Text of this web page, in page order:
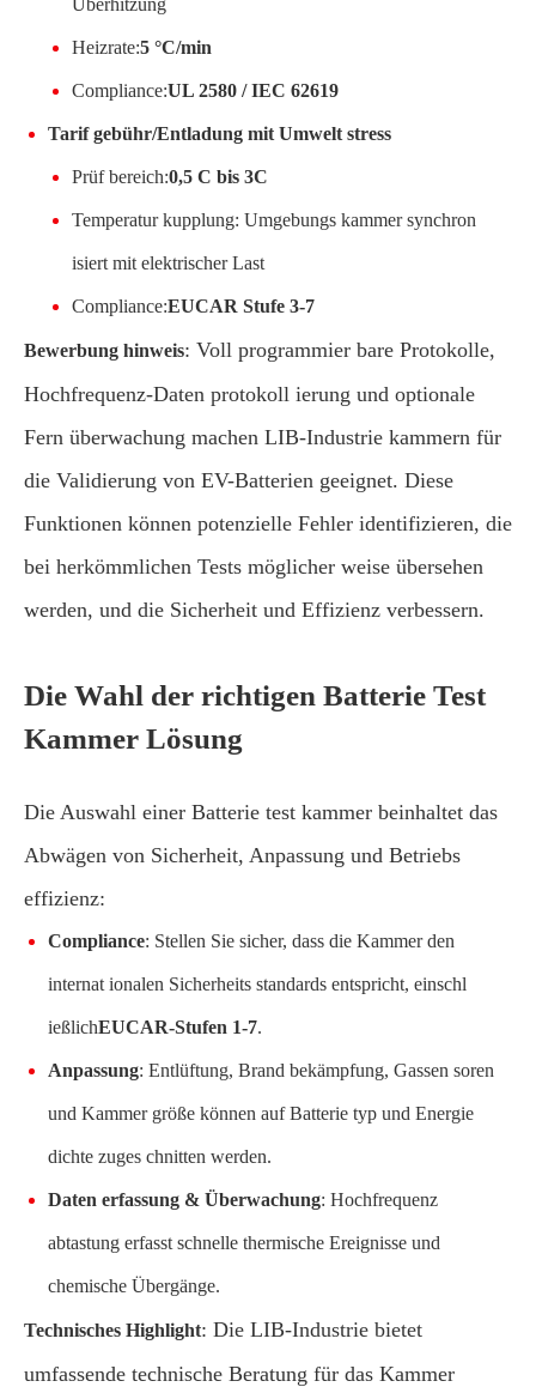
Heizrate:5 °C/min
Compliance:UL 2580 / IEC 62619
Tarif gebühr/Entladung mit Umwelt stress
Prüf bereich:0,5 C bis 3C
Temperatur kupplung: Umgebungs kammer synchron
isiert mit elektrischer Last
Compliance:EUCAR Stufe 3-7
Bewerbung hinweis: Voll programmier bare Protokolle,
Hochfrequenz-Daten protokoll ierung und optionale
Fern überwachung machen LIB-Industrie kammern für
die Validierung von EV-Batterien geeignet. Diese
Funktionen können potenzielle Fehler identifizieren, die
bei herkömmlichen Tests möglicher weise übersehen
werden, und die Sicherheit und Effizienz verbessern.
Die Wahl der richtigen Batterie Test
Kammer Lösung
Die Auswahl einer Batterie test kammer beinhaltet das
Abwägen von Sicherheit, Anpassung und Betriebs
effizienz:
Compliance: Stellen Sie sicher, dass die Kammer den
internat ionalen Sicherheits standards entspricht, einschl
ießlichEUCAR-Stufen 1-7.
Anpassung: Entlüftung, Brand bekämpfung, Gassen soren
und Kammer größe können auf Batterie typ und Energie
dichte zuges chnitten werden.
Daten erfassung & Überwachung: Hochfrequenz
abtastung erfasst schnelle thermische Ereignisse und
chemische Übergänge.
Technisches Highlight: Die LIB-Industrie bietet
umfassende technische Beratung für das Kammer